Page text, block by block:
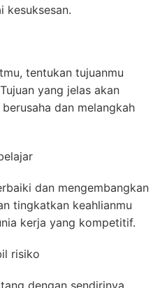
kesuksesan.
tentukan tujuanmu
yang jelas akan
dan melangkah
dan mengembangkan
tingkatkan keahlianmu
kerja yang kompetitif.
risiko
dengan sendirinya.